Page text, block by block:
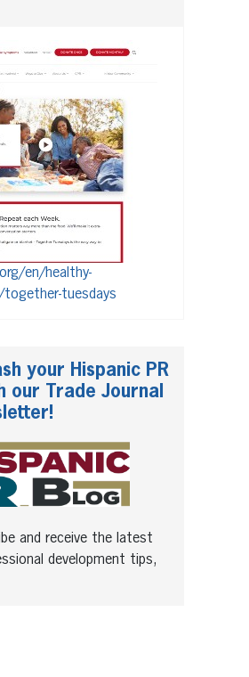
en/healthy-
together-tuesdays
your Hispanic PR
our Trade Journal
and receive the latest
development tips,